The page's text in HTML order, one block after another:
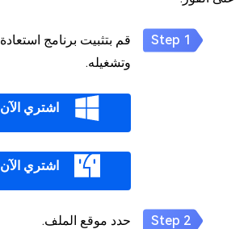
وتشغيله.
اشتري الآن
اشتري الآن
حدد موقع الملف.